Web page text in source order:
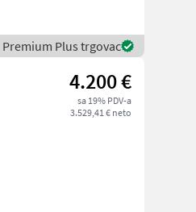
Premium Plus trgovac
4.200 €
sa 19% PDV-a
3.529,41 € neto